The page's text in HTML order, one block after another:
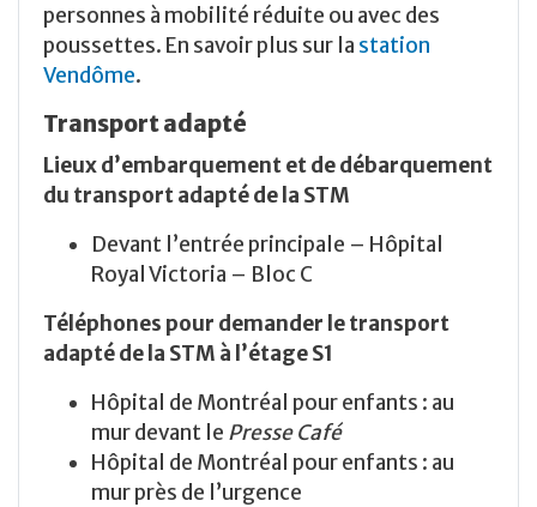
personnes à mobilité réduite ou avec des
poussettes. En savoir plus sur la station
Vendôme.
Transport adapté
Lieux d’embarquement et de débarquement
du transport adapté de la STM
Devant l’entrée principale – Hôpital
Royal Victoria – Bloc C
Téléphones pour demander le transport
adapté de la STM à l’étage S1
Hôpital de Montréal pour enfants : au
mur devant le Presse Café
Hôpital de Montréal pour enfants : au
mur près de l’urgence